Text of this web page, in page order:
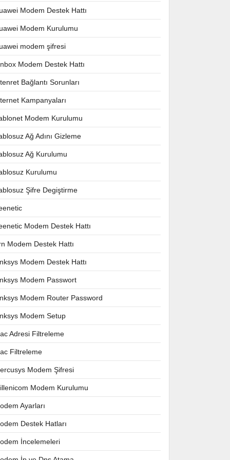
Modem Destek Hattı
Modem Kurulumu
modem şifresi
Modem Destek Hattı
Bağlantı Sorunları
Kampanyaları
Modem Kurulumu
Ağ Adını Gizleme
Ağ Kurulumu
Kurulumu
Şifre Degiştirme
Modem Destek Hattı
Modem Destek Hattı
Modem Destek Hattı
Modem Passwort
Modem Router Password
Modem Setup
Adresi Filtreleme
Filtreleme
Modem Şifresi
Modem Kurulumu
Ayarları
Destek Hatları
İncelemeleri